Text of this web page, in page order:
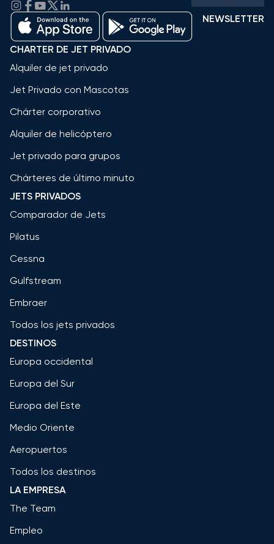
NEWSLETTER
CHARTER DE JET PRIVADO
Alquiler de jet privado
Jet Privado con Mascotas
Chárter corporativo
Alquiler de helicóptero
Jet privado para grupos
Chárteres de último minuto
JETS PRIVADOS
Comparador de Jets
Pilatus
Cessna
Gulfstream
Embraer
Todos los jets privados
DESTINOS
Europa occidental
Europa del Sur
Europa del Este
Medio Oriente
Aeropuertos
Todos los destinos
LA EMPRESA
The Team
Empleo